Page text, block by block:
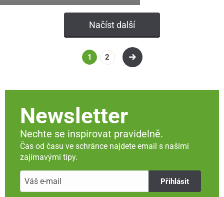
Načíst další
1 2
Newsletter
Nechte se inspirovat pravidelně.
Čas od času ve schránce najdete email s našimi
zajímavými tipy.
Přihlásit